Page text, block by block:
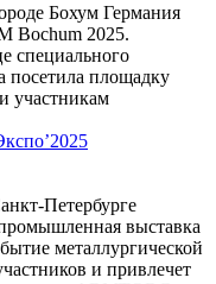
Бохум Германия
Bochum 2025.
специального
посетила площадку
участникам
Петербурге
выставка
металлургической
и привлечет